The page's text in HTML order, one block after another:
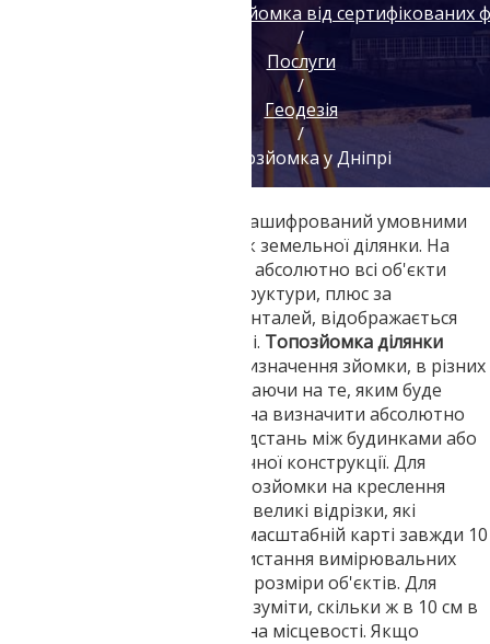
Геодезія геологія топозйомка від сертифікованих
/
Послуги
/
Геодезія
/
Топозйомка у Дніпрі
Топозйомка це своєрідний зашифрований умовними
позначеннями точний знімок земельної ділянки. На
топозйомці відображаються абсолютно всі об'єкти
наземної і підземної інфраструктури, плюс за
допомогою геоліній - горизонталей, відображається
докладний рельєф місцевості. Топозйомка ділянки
виконується, залежно від призначення зйомки, в різних
масштабах. Причому, незважаючи на те, яким буде
масштаб зйомки, по ній можна визначити абсолютно
будь-який розмір, будь-то відстань між будинками або
габарити складної технологічної конструкції. Для
орієнтування в масштабі топозйомки на креслення
наносяться хрести, це такі невеликі відрізки, які
перетиаються, між ними на масштабній карті завжди 10
см. По них можна, без використання вимірювальних
приладів, відразу визначити розміри об'єктів. Для
цього потрібно спочатку зрозуміти, скільки ж в 10 см в
масштабі карти буде метрів на місцевості. Якщо